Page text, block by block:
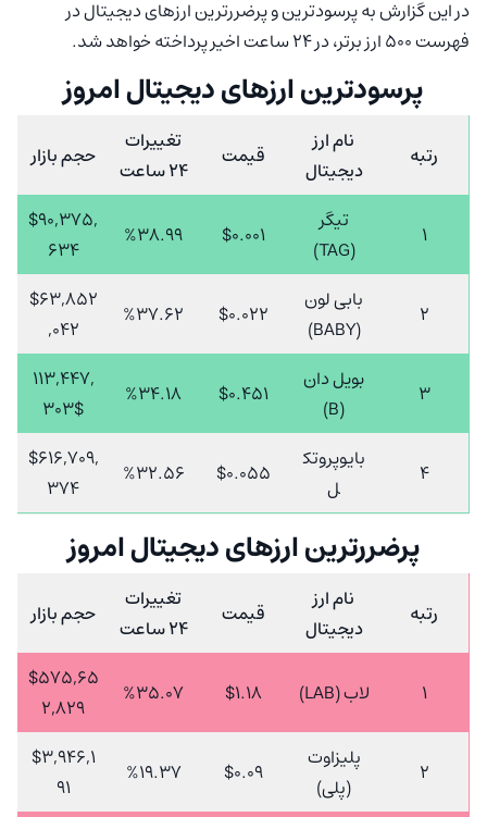
در این گزارش به ‏پرسودترین و پرضررترین ارزهای دیجیتال در
فهرست 500 ارز برتر، در 24 ساعت اخیر پرداخته خواهد شد.
پرسودترین ارزهای دیجیتال امروز
رتبه
نام ارز
دیجیتال
قیمت
تغییرات
24 ساعت
حجم بازار
1
تیگر
(TAG)
$0.001
%38.99
$90,375,
634
2
بابی لون
(BABY)
$0.022
%37.62
$63,852
,042
3
بویل دان
(B)
$0.451
%34.18
113,447,
303$
4
بایوپروتک
ل
$0.055
%32.56
$616,709,
374
پرضررترین ارزهای دیجیتال امروز
رتبه
نام ارز
دیجیتال
قیمت
تغییرات
24 ساعت
حجم بازار
1 لاب (LAB) $1.18
%35.07
$575,65
2,829
2
پلیزاوت
(پلی)
$0.09
%19.37
$3,946,1
91